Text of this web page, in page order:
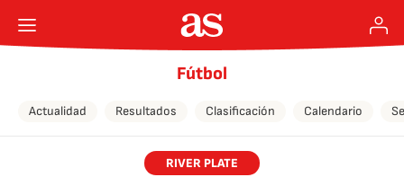
Fútbol
Actualidad Resultados Clasificación Calendario
RIVER PLATE